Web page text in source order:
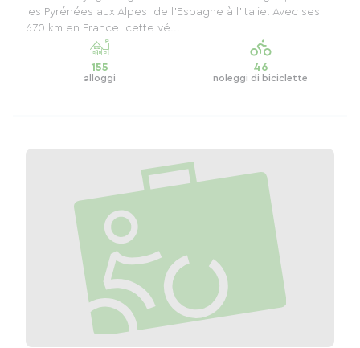
les Pyrénées aux Alpes, de l’Espagne à l’Italie. Avec ses
670 km en France, cette vé...
155
alloggi
46
noleggi di biciclette